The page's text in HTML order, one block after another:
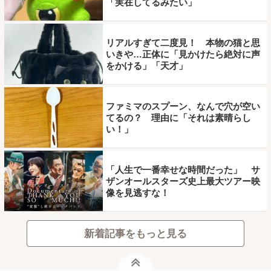
リアルすぎて二度見！ 本物の猫と思
いきや…正体に「見かけたら絶対に声
をかける」「天才」
ファミマのスプーン、なんで穴が空い
てるの？ 理由に「それは素晴らし
い！」
「人生で一番幸せな時間だった」 サ
ザンオールスターズ史上最大ツアー映
像を見逃すな！
新着記事をもっと見る